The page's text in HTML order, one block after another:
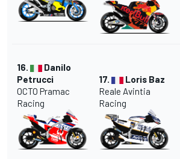
16.
Danilo
Petrucci
OCTO Pramac
Racing
17.
Loris Baz
Reale Avintia
Racing